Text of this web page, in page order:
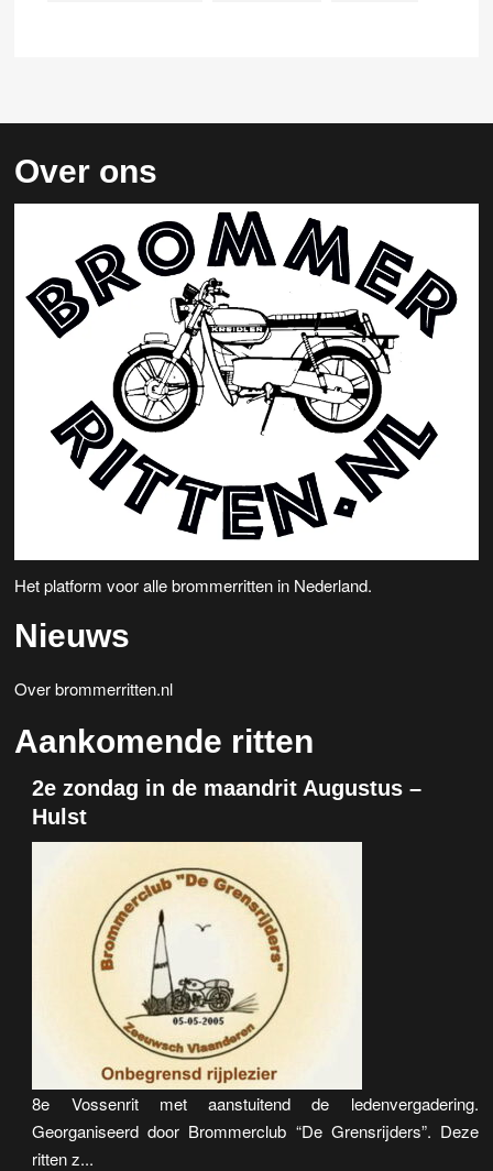
Over ons
Het platform voor alle brommerritten in Nederland.
Nieuws
Over brommerritten.nl
Aankomende ritten
2e zondag in de maandrit Augustus –
Hulst
8e Vossenrit met aanstuitend de ledenvergadering.
Georganiseerd door Brommerclub “De Grensrijders”. Deze
ritten z...